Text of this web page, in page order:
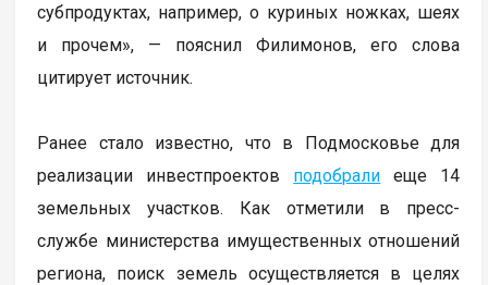
субпродуктах, например, о куриных ножках, шеях
и прочем», — пояснил Филимонов, его слова
цитирует источник.
Ранее стало известно, что в Подмосковье для
реализации инвестпроектов подобрали еще 14
земельных участков. Как отметили в пресс-
службе министерства имущественных отношений
региона, поиск земель осуществляется в целях